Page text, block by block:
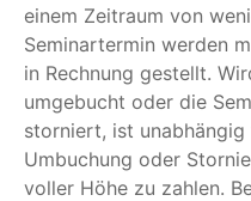
einem Zeitraum von
Seminartermin werden
in Rechnung gestellt.
umgebucht oder die
storniert, ist
Umbuchung oder
voller Höhe zu zahlen.